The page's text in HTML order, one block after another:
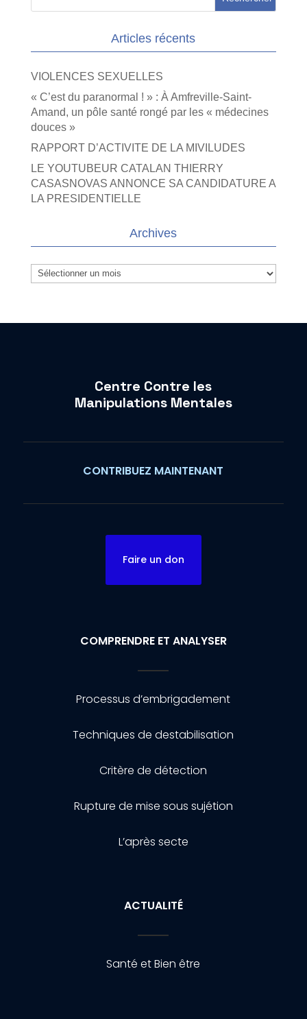
Articles récents
VIOLENCES SEXUELLES
« C’est du paranormal ! » : À Amfreville-Saint-
Amand, un pôle santé rongé par les « médecines
douces »
RAPPORT D’ACTIVITE DE LA MIVILUDES
LE YOUTUBEUR CATALAN THIERRY
CASASNOVAS ANNONCE SA CANDIDATURE A
LA PRESIDENTIELLE
Archives
Archives
Centre Contre les
Manipulations Mentales
CONTRIBUEZ MAINTENANT
Faire un don
COMPRENDRE ET ANALYSER
Processus d’embrigadement
Techniques de destabilisation
Critère de détection
Rupture de mise sous sujétion
L’après secte
ACTUALITÉ
Santé et Bien être